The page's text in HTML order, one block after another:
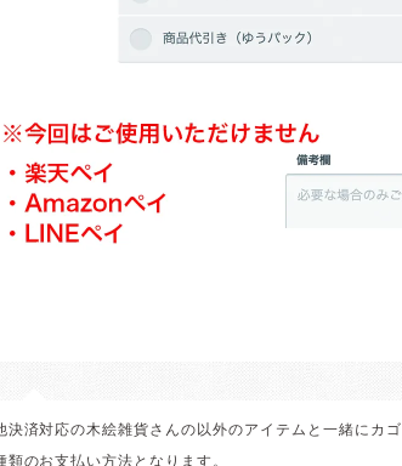
決済対応の木絵雑貨さんの以外のアイテムと一緒にカ
類のお支払い方法となります。